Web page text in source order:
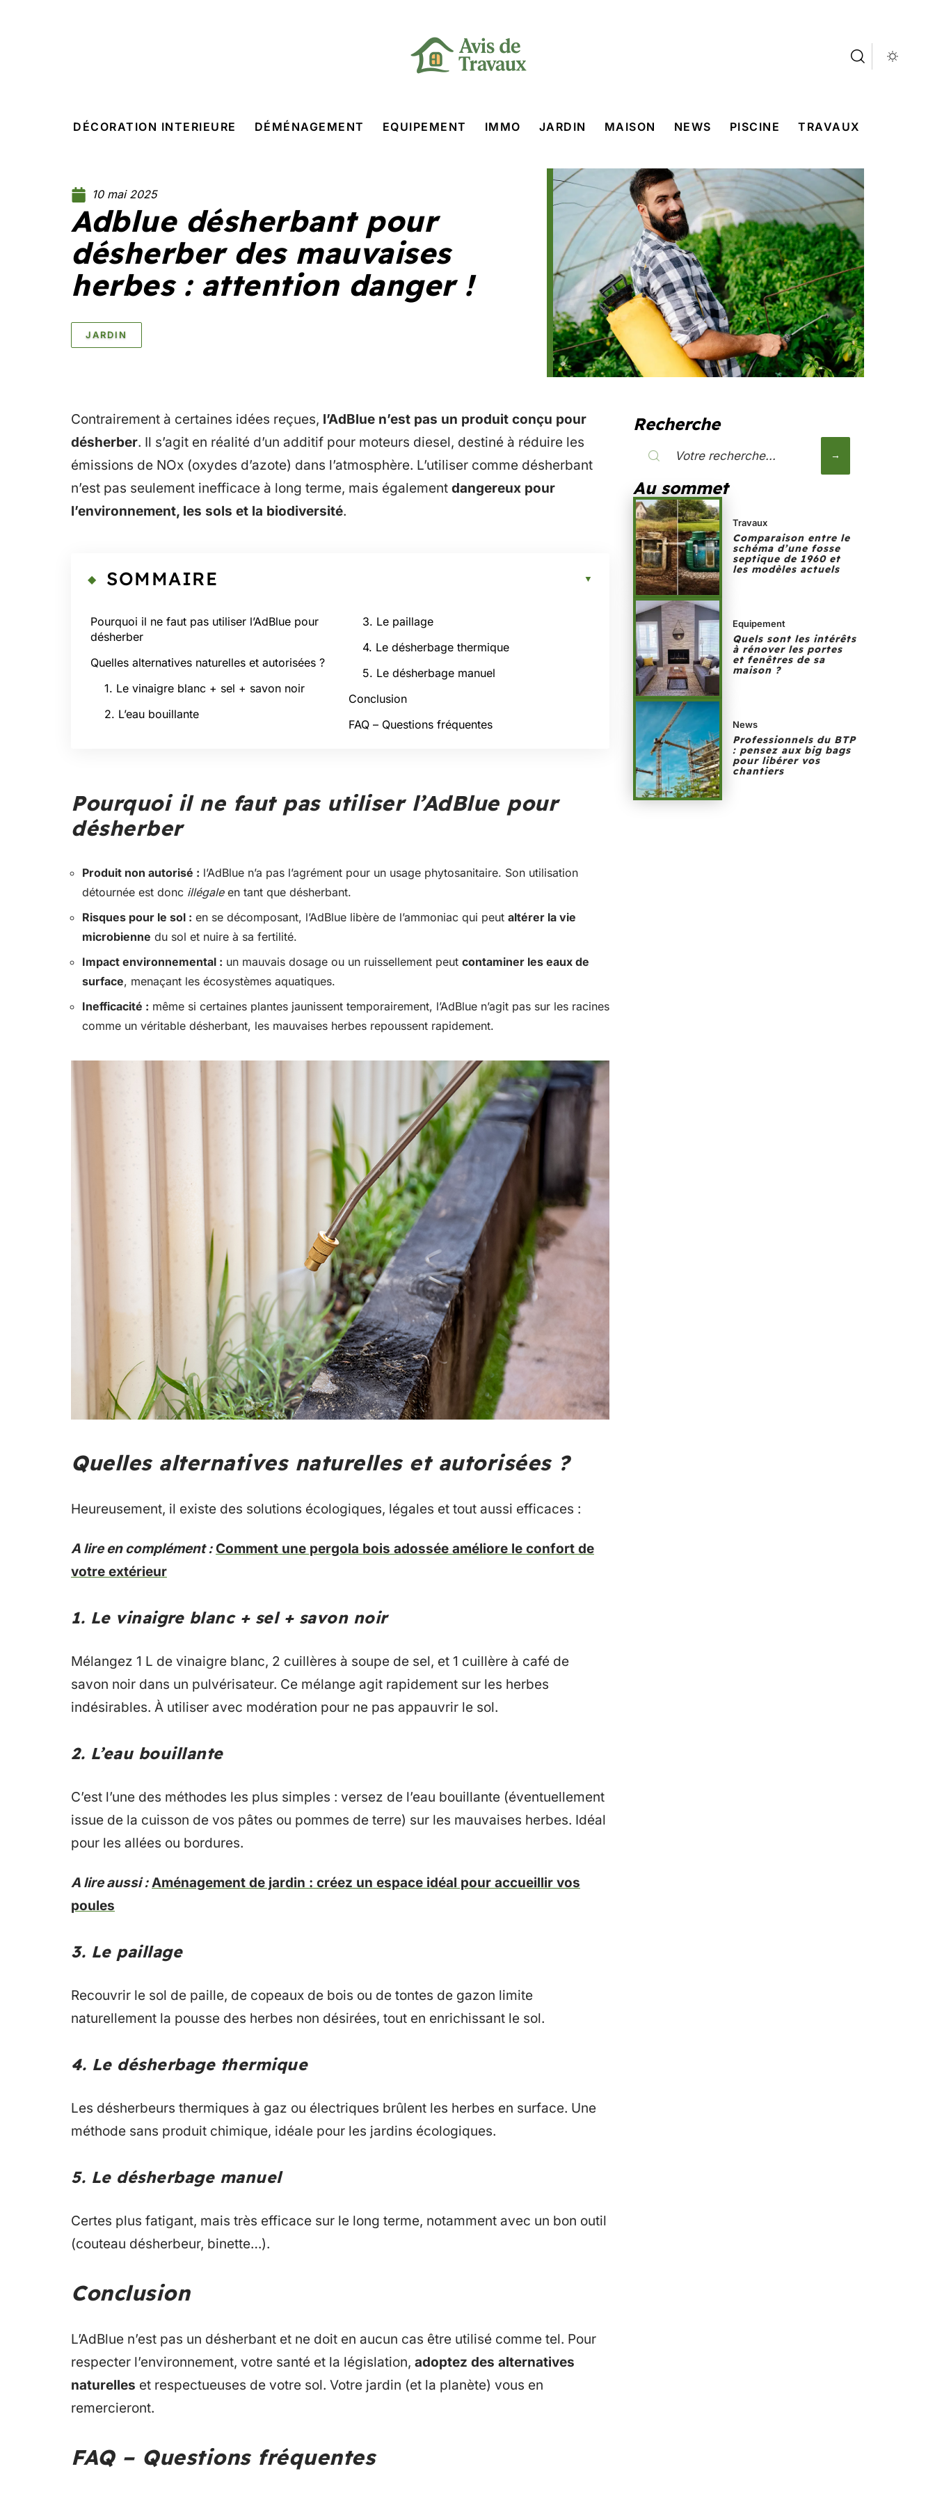
DÉCORATION INTERIEURE DÉMÉNAGEMENT EQUIPEMENT IMMO JARDIN MAISON NEWS PISCINE TRAVAUX
10 mai 2025
Adblue désherbant pour
désherber des mauvaises
herbes : attention danger !
JARDIN
Contrairement à certaines idées reçues, l’AdBlue n’est pas un produit conçu pour
désherber. Il s’agit en réalité d’un additif pour moteurs diesel, destiné à réduire les
émissions de NOx (oxydes d’azote) dans l’atmosphère. L’utiliser comme désherbant
n’est pas seulement inefficace à long terme, mais également dangereux pour
l’environnement, les sols et la biodiversité.
SOMMAIRE
Pourquoi il ne faut pas utiliser l’AdBlue pour
désherber
Quelles alternatives naturelles et autorisées ?
1. Le vinaigre blanc + sel + savon noir
2. L’eau bouillante
3. Le paillage
4. Le désherbage thermique
5. Le désherbage manuel
Conclusion
FAQ – Questions fréquentes
Pourquoi il ne faut pas utiliser l’AdBlue pour
désherber
Produit non autorisé : l’AdBlue n’a pas l’agrément pour un usage phytosanitaire. Son utilisation
détournée est donc illégaleen tant que désherbant.
Risques pour le sol : en se décomposant, l’AdBlue libère de l’ammoniac qui peut altérer la vie
microbienne du sol et nuire à sa fertilité.
Impact environnemental : un mauvais dosage ou un ruissellement peut contaminer les eaux de
surface, menaçant les écosystèmes aquatiques.
Inefficacité : même si certaines plantes jaunissent temporairement, l’AdBlue n’agit pas sur les racines
comme un véritable désherbant, les mauvaises herbes repoussent rapidement.
Quelles alternatives naturelles et autorisées ?
Heureusement, il existe des solutions écologiques, légales et tout aussi efficaces :
A lire en complément : Comment une pergola bois adossée améliore le confort de
votre extérieur
1. Le vinaigre blanc + sel + savon noir
Mélangez 1 L de vinaigre blanc, 2 cuillères à soupe de sel, et 1 cuillère à café de
savon noir dans un pulvérisateur. Ce mélange agit rapidement sur les herbes
indésirables. À utiliser avec modération pour ne pas appauvrir le sol.
2. L’eau bouillante
C’est l’une des méthodes les plus simples : versez de l’eau bouillante (éventuellement
issue de la cuisson de vos pâtes ou pommes de terre) sur les mauvaises herbes. Idéal
pour les allées ou bordures.
A lire aussi : Aménagement de jardin : créez un espace idéal pour accueillir vos
poules
3. Le paillage
Recouvrir le sol de paille, de copeaux de bois ou de tontes de gazon limite
naturellement la pousse des herbes non désirées, tout en enrichissant le sol.
4. Le désherbage thermique
Les désherbeurs thermiques à gaz ou électriques brûlent les herbes en surface. Une
méthode sans produit chimique, idéale pour les jardins écologiques.
5. Le désherbage manuel
Certes plus fatigant, mais très efficace sur le long terme, notamment avec un bon outil
(couteau désherbeur, binette…).
Conclusion
L’AdBlue n’est pas un désherbant et ne doit en aucun cas être utilisé comme tel. Pour
respecter l’environnement, votre santé et la législation, adoptez des alternatives
naturelles et respectueuses de votre sol. Votre jardin (et la planète) vous en
remercieront.
FAQ – Questions fréquentes
Recherche
Au sommet
Travaux
Comparaison entre le
schéma d’une fosse
septique de 1960 et
les modèles actuels
Equipement
Quels sont les intérêts
à rénover les portes
et fenêtres de sa
maison ?
News
Professionnels du BTP
: pensez aux big bags
pour libérer vos
chantiers